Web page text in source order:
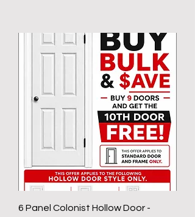
6 Panel Colonist Hollow Door -